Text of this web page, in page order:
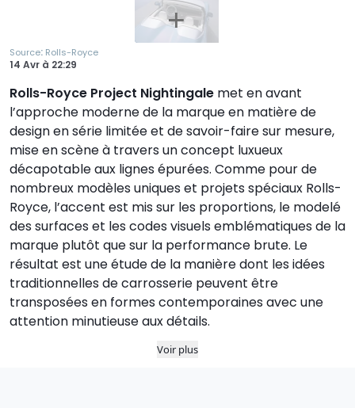
Source: Rolls-Royce
14 Avr à 22:29
Rolls-Royce Project Nightingale met en avant
l’approche moderne de la marque en matière de
design en série limitée et de savoir-faire sur mesure,
mise en scène à travers un concept luxueux
décapotable aux lignes épurées. Comme pour de
nombreux modèles uniques et projets spéciaux Rolls-
Royce, l’accent est mis sur les proportions, le modelé
des surfaces et les codes visuels emblématiques de la
marque plutôt que sur la performance brute. Le
résultat est une étude de la manière dont les idées
traditionnelles de carrosserie peuvent être
transposées en formes contemporaines avec une
attention minutieuse aux détails.
Voir plus